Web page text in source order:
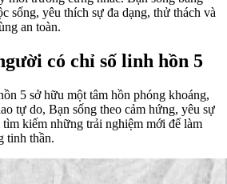
sống, yêu thích sự đa dạng, thử thách và
an toàn.
có chỉ số linh hồn 5
5 sở hữu một tâm hồn phóng khoáng,
tự do, Bạn sống theo cảm hứng, yêu sự
kiếm những trải nghiệm mới để làm
tinh thần.